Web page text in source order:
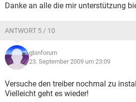
Danke an alle die mir unterstützung
ANTWORT 5 / 10
gbinforum
23. September 2009 um 23:09
Versuche den treiber nochmal zu
Vielleicht geht es wieder!